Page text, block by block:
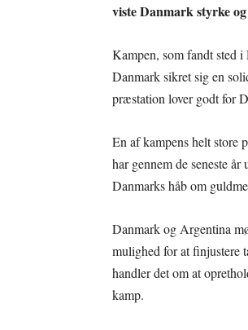
viste Danmark styrke
Kampen, som fandt sted
Danmark sikret sig en
præstation lover godt for
En af kampens helt store
har gennem de seneste
Danmarks håb om
Danmark og Argentina
mulighed for at finjustere
handler det om at
kamp.